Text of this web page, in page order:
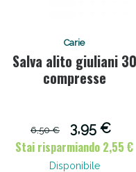
Carie
Salva alito giuliani 30
compresse
6,50 €
3,95 €
Stai risparmiando 2,55 €
Disponibile
Benessere